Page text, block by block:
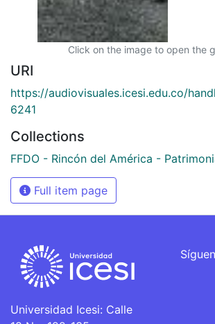
Click on the image to open the
URI
https://audiovisuales.icesi.edu.co/
6241
Collections
FFDO - Rincón del América -
Full item page
Universidad Icesi: Calle